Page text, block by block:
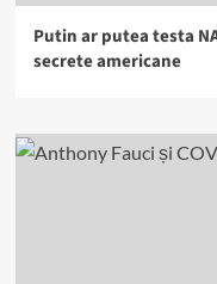
Putin ar putea testa
secrete americane